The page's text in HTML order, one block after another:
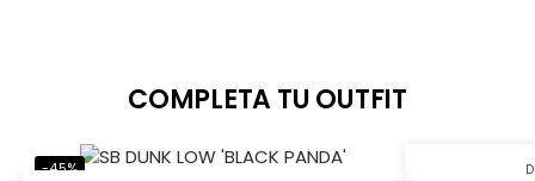
COMPLETA TU OUTFIT
-45%